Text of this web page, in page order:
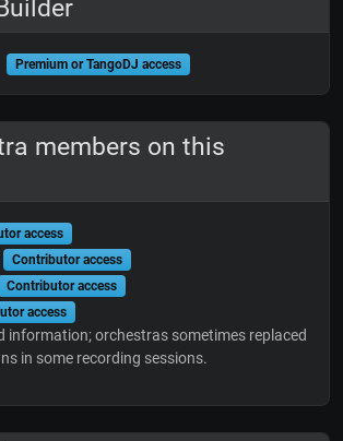
Premium or TangoDJ access
members on this
access
Contributor access
Contributor access
access
information; orchestras sometimes replaced
in some recording sessions.